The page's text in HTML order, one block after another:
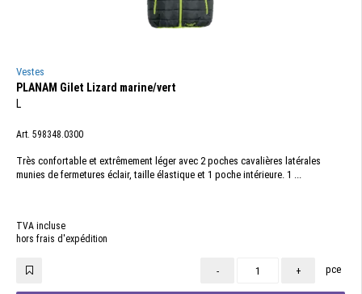
Vestes
PLANAM Gilet Lizard marine/vert
L
Art. 598348.0300
Très confortable et extrêmement léger avec 2 poches cavalières latérales
munies de fermetures éclair, taille élastique et 1 poche intérieure. 1 ...
TVA incluse
hors frais d'expédition
- + pce